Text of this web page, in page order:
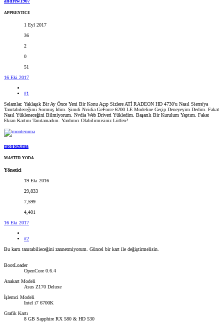
APPRENTICE
1 Eyl 2017
36
2
0
51
16 Eki 2017
#1
Selamlar. Yaklaşık Bir Ay Önce Yeni Bir Konu Açıp Sizlere ATİ RADEON HD 4730'u Nasıl Sierra'ya
Tanıtabileceğimi Sormuş İdim. Şimdi Nvidia GeForce 6200 LE Modeline Geçip Deneyeyim Dedim. Fakat
Nasıl Yükleneceğini Bilmiyorum. Nvdia Web Driveri Yükledim. Başarılı Bir Kurulum Yaptım. Fakat
Ekran Kartını Tanıtamadım. Yardımcı Olabilirmisiniz Lütfen?
montezuma
MASTER YODA
Yönetici
19 Eki 2016
29,833
7,599
4,401
16 Eki 2017
#2
Bu kartı tanıtabilieceğini zannetmiyorum. Güncel bir kart ile değiştirmelisin.
BootLoader
OpenCore 0.6.4
Anakart Modeli
Asus Z170 Deluxe
İşlemci Modeli
Intel i7 6700K
Grafik Kartı
8 GB Sapphire RX 580 & HD 530